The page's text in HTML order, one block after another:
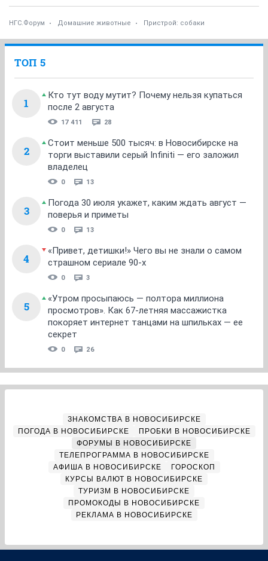
НГС.Форум Домашние животные Пристрой: собаки
ТОП 5
1
Кто тут воду мутит? Почему нельзя купаться
после 2 августа
17 411 28
2
Стоит меньше 500 тысяч: в Новосибирске на
торги выставили серый Infiniti — его заложил
владелец
0 13
3
Погода 30 июля укажет, каким ждать август —
поверья и приметы
0 13
4
«Привет, детишки!» Чего вы не знали о самом
страшном сериале 90-х
0 3
5
«Утром просыпаюсь — полтора миллиона
просмотров». Как 67-летняя массажистка
покоряет интернет танцами на шпильках — ее
секрет
0 26
ЗНАКОМСТВА В НОВОСИБИРСКЕ
ПОГОДА В НОВОСИБИРСКЕ
ПРОБКИ В НОВОСИБИРСКЕ
ФОРУМЫ В НОВОСИБИРСКЕ
ТЕЛЕПРОГРАММА В НОВОСИБИРСКЕ
АФИША В НОВОСИБИРСКЕ
ГОРОСКОП
КУРСЫ ВАЛЮТ В НОВОСИБИРСКЕ
ТУРИЗМ В НОВОСИБИРСКЕ
ПРОМОКОДЫ В НОВОСИБИРСКЕ
РЕКЛАМА В НОВОСИБИРСКЕ